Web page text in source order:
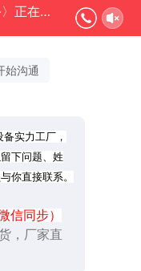
方案 报价 点击这里--〉正在为您服务
始沟通
备实力工厂，
下问题、姓
你直接联系。
信同步）
，厂家直